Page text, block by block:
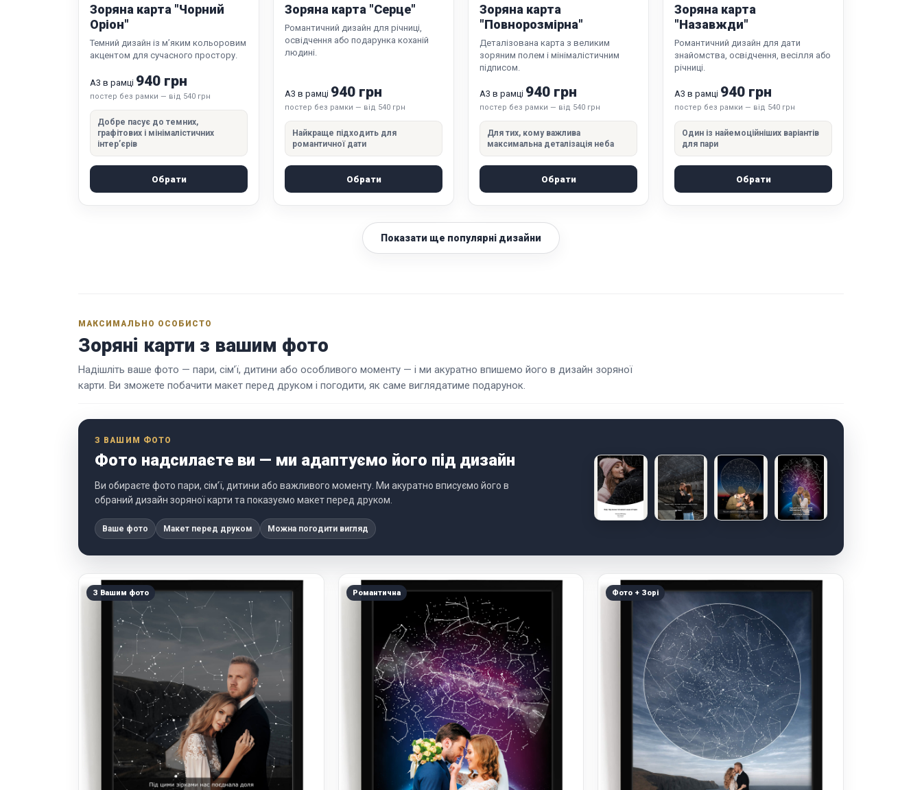
Зоряна карта "Чорний
Оріон"
Темний дизайн із м’яким кольоровим
акцентом для сучасного простору.
А3 в рамці 940 грн
постер без рамки — від 540 грн
Добре пасує до темних,
графітових і мінімалістичних
інтер’єрів
Обрати
Зоряна карта "Серце"
Романтичний дизайн для річниці,
освідчення або подарунка коханій
людині.
А3 в рамці 940 грн
постер без рамки — від 540 грн
Найкраще підходить для
романтичної дати
Обрати
Зоряна карта
"Повнорозмірна"
Деталізована карта з великим
зоряним полем і мінімалістичним
підписом.
А3 в рамці 940 грн
постер без рамки — від 540 грн
Для тих, кому важлива
максимальна деталізація неба
Обрати
Зоряна карта
"Назавжди"
Романтичний дизайн для дати
знайомства, освідчення, весілля або
річниці.
А3 в рамці 940 грн
постер без рамки — від 540 грн
Один із найемоційніших варіантів
для пари
Обрати
Показати ще популярні дизайни
МАКСИМАЛЬНО ОСОБИСТО
Зоряні карти з вашим фото
Надішліть ваше фото — пари, сім’ї, дитини або особливого моменту — і ми акуратно впишемо його в дизайн зоряної
карти. Ви зможете побачити макет перед друком і погодити, як саме виглядатиме подарунок.
З ВАШИМ ФОТО
Фото надсилаєте ви — ми адаптуємо його під дизайн
Ви обираєте фото пари, сім’ї, дитини або важливого моменту. Ми акуратно вписуємо його в
обраний дизайн зоряної карти та показуємо макет перед друком.
Ваше фото Макет перед друком Можна погодити вигляд
З Вашим фото Романтична Фото + Зорі